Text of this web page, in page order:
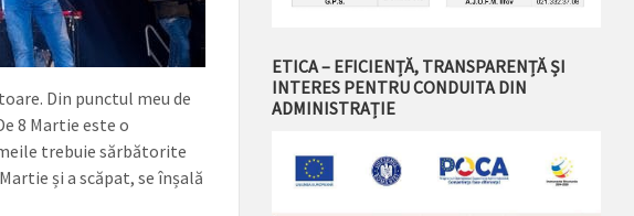
Din punctul meu de
8 Martie este o
trebuie sărbătorite
și a scăpat, se înșală
ETICA – EFICIENȚĂ, TRANSPARENȚĂ ȘI
INTERES PENTRU CONDUITA DIN
ADMINISTRAȚIE